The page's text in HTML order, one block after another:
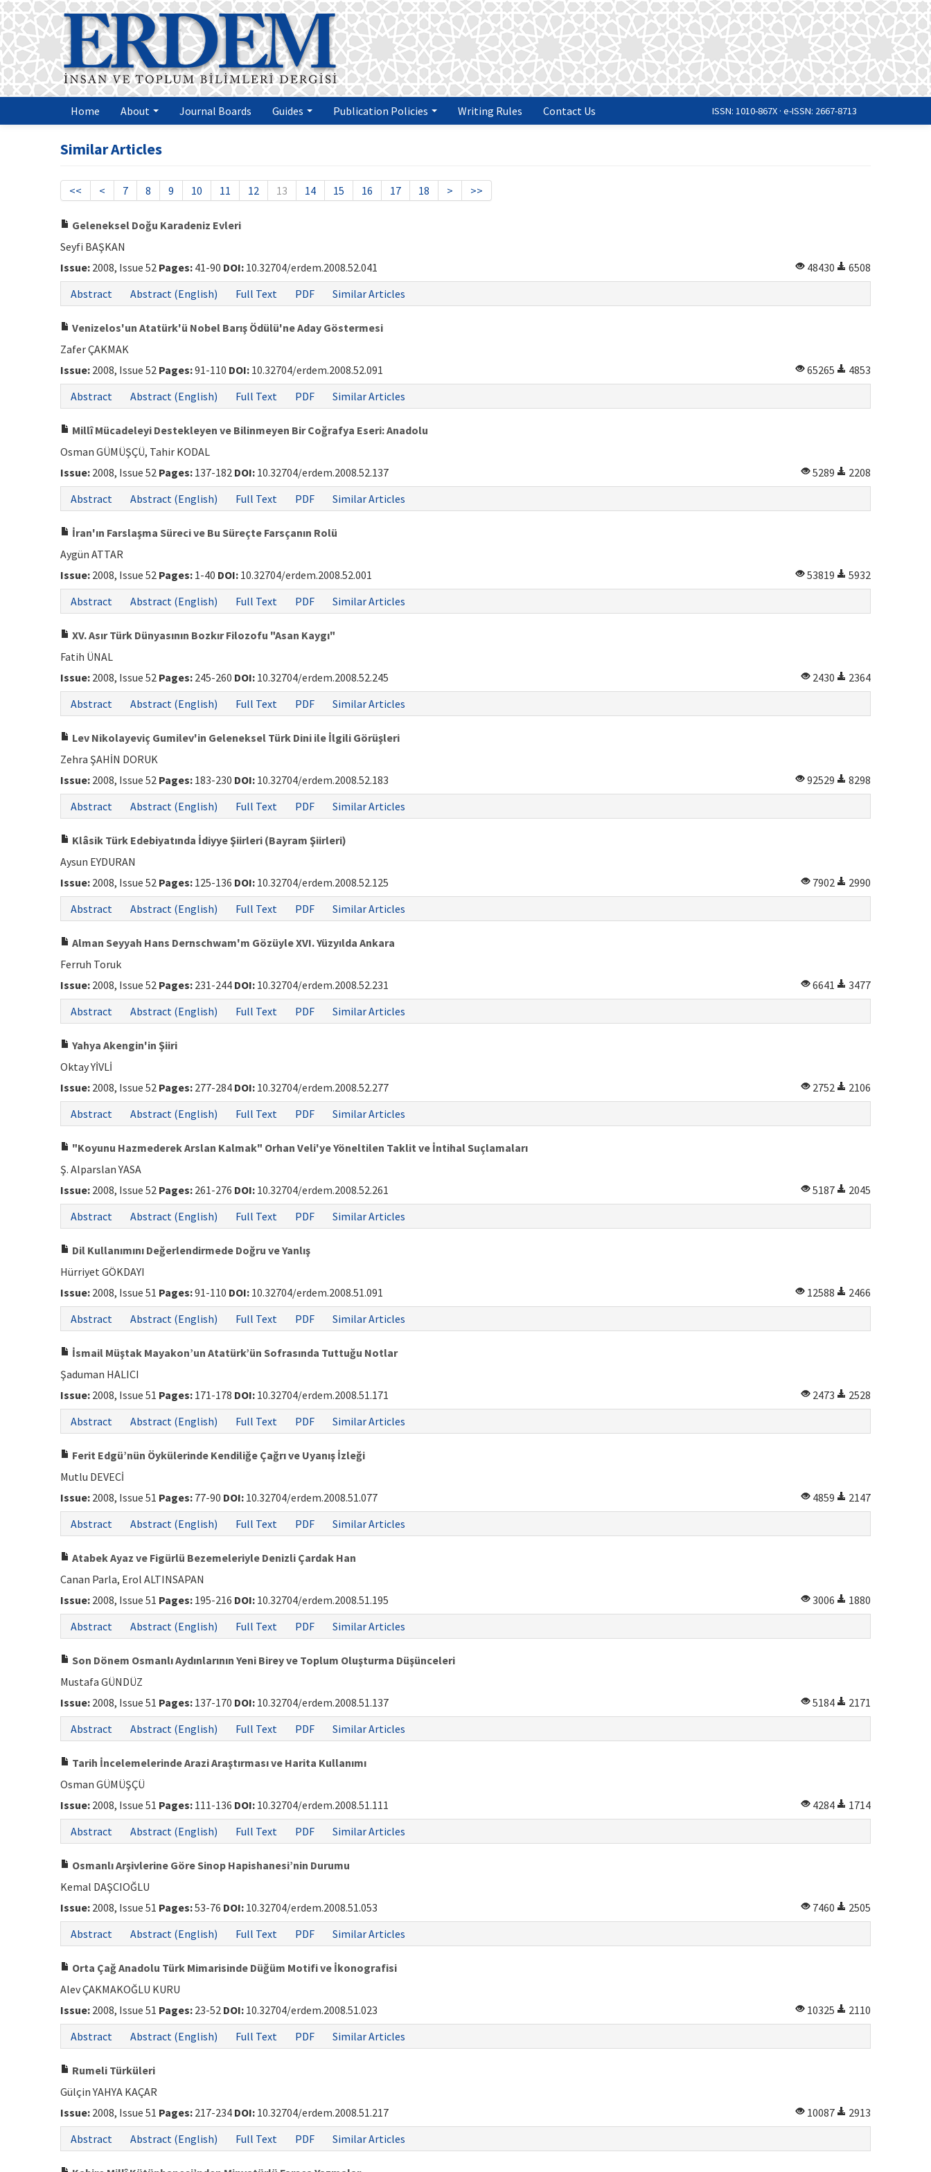
Home About Journal Boards Guides Publication Policies Writing Rules Contact Us ISSN: 1010-867X · e-ISSN: 2667-8713
Similar Articles
<< < 7 8 9 10 11 12 13 14 15 16 17 18 > >>
Geleneksel Doğu Karadeniz Evleri
Seyfi BAŞKAN
Issue: 2008, Issue 52 Pages: 41-90 DOI: 10.32704/erdem.2008.52.041 48430
6508
Abstract
Abstract (English) Full Text PDF Similar Articles
Venizelos'un Atatürk'ü Nobel Barış Ödülü'ne Aday Göstermesi
Zafer ÇAKMAK
Issue: 2008, Issue 52 Pages:91-110 DOI: 10.32704/erdem.2008.52.091 65265
4853
Abstract
Abstract (English) Full Text PDF Similar Articles
Millî Mücadeleyi Destekleyen ve Bilinmeyen Bir Coğrafya Eseri: Anadolu
Osman GÜMÜŞÇÜ, Tahir KODAL
Issue: 2008, Issue 52 Pages: 137-182 DOI: 10.32704/erdem.2008.52.137 5289
2208
Abstract
Abstract (English) Full Text PDF Similar Articles
İran'ın Farslaşma Süreci ve Bu Süreçte Farsçanın Rolü
Aygün ATTAR
Issue: 2008, Issue 52 Pages: 1-40 DOI: 10.32704/erdem.2008.52.001 53819
5932
Abstract
Abstract (English) Full Text PDF Similar Articles
XV. Asır Türk Dünyasının Bozkır Filozofu "Asan Kaygı"
Fatih ÜNAL
Issue: 2008, Issue 52 Pages: 245-260 DOI: 10.32704/erdem.2008.52.245 2430
2364
Abstract
Abstract (English) Full Text PDF Similar Articles
Lev Nikolayeviç Gumilev'in Geleneksel Türk Dini ile İlgili Görüşleri
Zehra ŞAHİN DORUK
Issue: 2008, Issue 52 Pages: 183-230 DOI: 10.32704/erdem.2008.52.183 92529
8298
Abstract
Abstract (English) Full Text PDF Similar Articles
Klâsik Türk Edebiyatında İdiyye Şiirleri (Bayram Şiirleri)
Aysun EYDURAN
Issue: 2008, Issue 52 Pages: 125-136 DOI: 10.32704/erdem.2008.52.125 7902
2990
Abstract
Abstract (English) Full Text PDF Similar Articles
Alman Seyyah Hans Dernschwam'm Gözüyle XVI. Yüzyılda Ankara
Ferruh Toruk
Issue: 2008, Issue 52 Pages: 231-244 DOI: 10.32704/erdem.2008.52.231 6641
3477
Abstract
Abstract (English) Full Text PDF Similar Articles
Yahya Akengin'in Şiiri
Oktay YİVLİ
Issue: 2008, Issue 52 Pages: 277-284 DOI: 10.32704/erdem.2008.52.277 2752
2106
Abstract
Abstract (English) Full Text PDF Similar Articles
"Koyunu Hazmederek Arslan Kalmak" Orhan Veli'ye Yöneltilen Taklit ve İntihal Suçlamaları
Ş. Alparslan YASA
Issue: 2008, Issue 52 Pages: 261-276 DOI: 10.32704/erdem.2008.52.261 5187
2045
Abstract
Abstract (English) Full Text PDF Similar Articles
Dil Kullanımını Değerlendirmede Doğru ve Yanlış
Hürriyet GÖKDAYI
Issue: 2008, Issue 51 Pages:91-110 DOI: 10.32704/erdem.2008.51.091 12588
2466
Abstract
Abstract (English) Full Text PDF Similar Articles
İsmail Müştak Mayakon’un Atatürk’ün Sofrasında Tuttuğu Notlar
Şaduman HALICI
Issue: 2008, Issue 51 Pages: 171-178 DOI: 10.32704/erdem.2008.51.171 2473
2528
Abstract
Abstract (English) Full Text PDF Similar Articles
Ferit Edgü’nün Öykülerinde Kendiliğe Çağrı ve Uyanış İzleği
Mutlu DEVECİ
Issue: 2008, Issue 51 Pages: 77-90 DOI: 10.32704/erdem.2008.51.077 4859
2147
Abstract
Abstract (English) Full Text PDF Similar Articles
Atabek Ayaz ve Figürlü Bezemeleriyle Denizli Çardak Han
Canan Parla, Erol ALTINSAPAN
Issue: 2008, Issue 51 Pages: 195-216 DOI: 10.32704/erdem.2008.51.195 3006
1880
Abstract
Abstract (English) Full Text PDF Similar Articles
Son Dönem Osmanlı Aydınlarının Yeni Birey ve Toplum Oluşturma Düşünceleri
Mustafa GÜNDÜZ
Issue: 2008, Issue 51 Pages: 137-170 DOI: 10.32704/erdem.2008.51.137 5184
2171
Abstract
Abstract (English) Full Text PDF Similar Articles
Tarih İncelemelerinde Arazi Araştırması ve Harita Kullanımı
Osman GÜMÜŞÇÜ
Issue: 2008, Issue 51 Pages: 111-136 DOI: 10.32704/erdem.2008.51.111 4284
1714
Abstract
Abstract (English) Full Text PDF Similar Articles
Osmanlı Arşivlerine Göre Sinop Hapishanesi’nin Durumu
Kemal DAŞCIOĞLU
Issue: 2008, Issue 51 Pages:53-76 DOI: 10.32704/erdem.2008.51.053 7460
2505
Abstract
Abstract (English) Full Text PDF Similar Articles
Orta Çağ Anadolu Türk Mimarisinde Düğüm Motifi ve İkonografisi
Alev ÇAKMAKOĞLU KURU
Issue: 2008, Issue 51 Pages: 23-52 DOI: 10.32704/erdem.2008.51.023 10325
2110
Abstract
Abstract (English) Full Text PDF Similar Articles
Rumeli Türküleri
Gülçin YAHYA KAÇAR
Issue: 2008, Issue 51 Pages: 217-234 DOI: 10.32704/erdem.2008.51.217 10087
2913
Abstract
Abstract (English) Full Text PDF Similar Articles